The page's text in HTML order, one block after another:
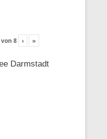
von 8 › »
Darmstadt